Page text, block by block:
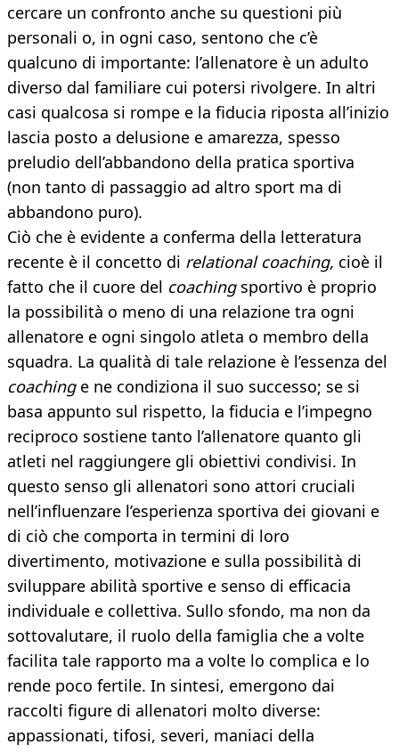
cercare un confronto anche su questioni più
personali o, in ogni caso, sentono che c’è
qualcuno di importante: l’allenatore è un adulto
diverso dal familiare cui potersi rivolgere. In altri
casi qualcosa si rompe e la fiducia riposta all’inizio
lascia posto a delusione e amarezza, spesso
preludio dell’abbandono della pratica sportiva
(non tanto di passaggio ad altro sport ma di
abbandono puro).
Ciò che è evidente a conferma della letteratura
recente è il concetto di relational coaching, cioè il
fatto che il cuore del coachingsportivo è proprio
la possibilità o meno di una relazione tra ogni
allenatore e ogni singolo atleta o membro della
squadra. La qualità di tale relazione è l’essenza del
coachinge ne condiziona il suo successo; se si
basa appunto sul rispetto, la fiducia e l’impegno
reciproco sostiene tanto l’allenatore quanto gli
atleti nel raggiungere gli obiettivi condivisi. In
questo senso gli allenatori sono attori cruciali
nell’influenzare l’esperienza sportiva dei giovani e
di ciò che comporta in termini di loro
divertimento, motivazione e sulla possibilità di
sviluppare abilità sportive e senso di efficacia
individuale e collettiva. Sullo sfondo, ma non da
sottovalutare, il ruolo della famiglia che a volte
facilita tale rapporto ma a volte lo complica e lo
rende poco fertile. In sintesi, emergono dai
raccolti figure di allenatori molto diverse:
appassionati, tifosi, severi, maniaci della